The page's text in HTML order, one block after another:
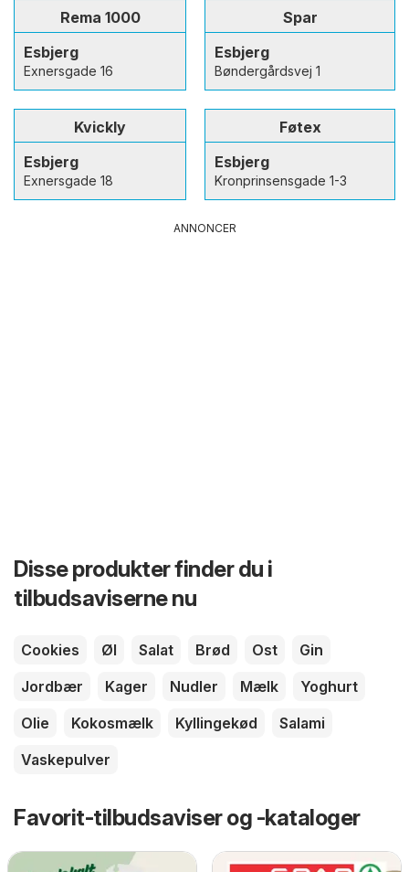
Rema 1000
Esbjerg
Exnersgade 16
Spar
Esbjerg
Bøndergårdsvej 1
Kvickly
Esbjerg
Exnersgade 18
Føtex
Esbjerg
Kronprinsensgade 1-3
ANNONCER
Disse produkter finder du i
tilbudsaviserne nu
Cookies Øl Salat Brød Ost
Gin
Jordbær
Kager Nudler Mælk
Yoghurt
Olie
Kokosmælk Kyllingekød
Salami
Vaskepulver
Favorit-tilbudsaviser og -kataloger